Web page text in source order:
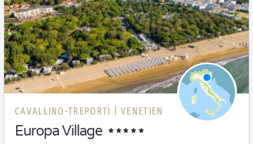
CAVALLINO-TREPORTI | VENETIEN
Europa Village